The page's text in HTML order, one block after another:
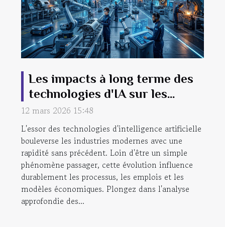
Les impacts à long terme des
technologies d'IA sur les
industries modernes
12 mars 2026 15:48
L'essor des technologies d'intelligence artificielle
bouleverse les industries modernes avec une
rapidité sans précédent. Loin d'être un simple
phénomène passager, cette évolution influence
durablement les processus, les emplois et les
modèles économiques. Plongez dans l'analyse
approfondie des...